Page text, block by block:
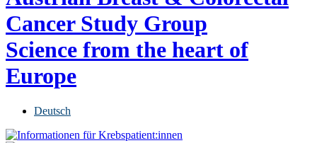
Cancer Study Group
Science from the heart of
Europe
Deutsch